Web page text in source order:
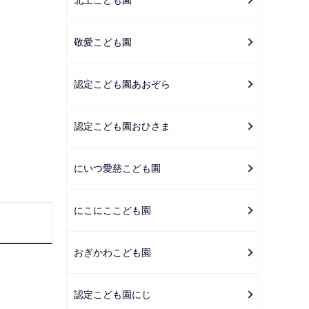
ー
ョ
こ
か
敬愛こども園
認定こども園あおぞら
認定こども園おひさま
にいつ愛慈こども園
にこにここども園
おぎかわこども園
認定こども園にじ